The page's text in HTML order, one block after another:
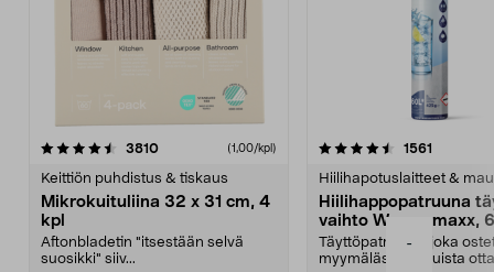
-
3810arvostelut (1,00/kpl)
Keittiön puhdistus & tiskaus
Mikrokuituliina 32 x 31 cm, 4
kpl
Aftonbladetin "itsestään selvä
suosikki" siiv...
4.5viidestä
1561
Hiilihapotuslaitteet &
Hiilihappopatruuna
vaihto Wassermaxx,
Täyttöpatruuna, joka
myymälästä – muista
4.5viidestä